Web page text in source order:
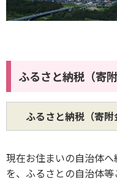
ふるさと納税（寄
ふるさと納税（寄附
現在お住まいの自治体
を、ふるさとの自治体